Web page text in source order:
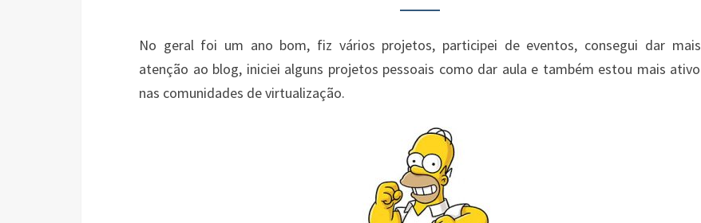
No geral foi um ano bom, fiz vários projetos, participei de eventos, consegui dar mais
atenção ao blog, iniciei alguns projetos pessoais como dar aula e também estou mais ativo
nas comunidades de virtualização.